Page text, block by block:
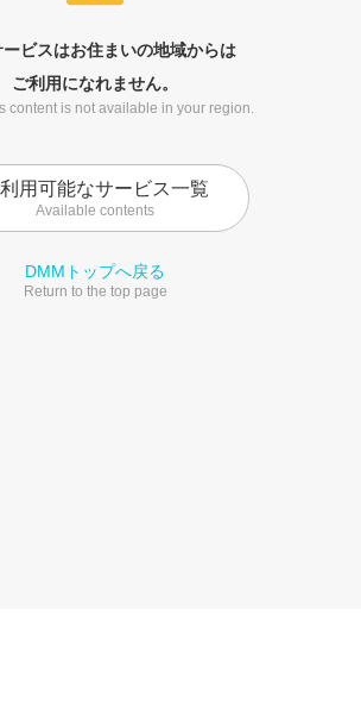
ービスはお住まいの地域からは
ご利用になれません。
content is not available in your region.
用可能なサービス一覧
Available contents
DMMトップへ戻る
Return to the top page